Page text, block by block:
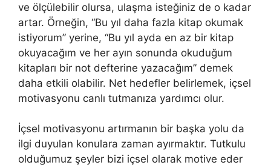
ve ölçülebilir olursa, ulaşma isteğiniz de o kadar
artar. Örneğin, “Bu yıl daha fazla kitap okumak
istiyorum” yerine, “Bu yıl ayda en az bir kitap
okuyacağım ve her ayın sonunda okuduğum
kitapları bir not defterine yazacağım” demek
daha etkili olabilir. Net hedefler belirlemek, içsel
motivasyonu canlı tutmanıza yardımcı olur.
İçsel motivasyonu artırmanın bir başka yolu da
ilgi duyulan konulara zaman ayırmaktır. Tutkulu
olduğumuz şeyler bizi içsel olarak motive eder